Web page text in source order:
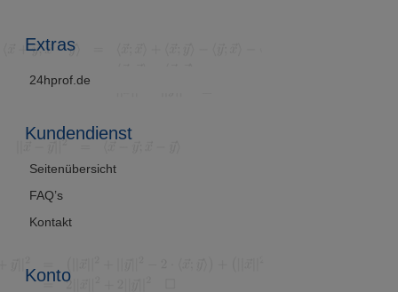
Extras
24hprof.de
Kundendienst
Seitenübersicht
FAQ’s
Kontakt
Konto